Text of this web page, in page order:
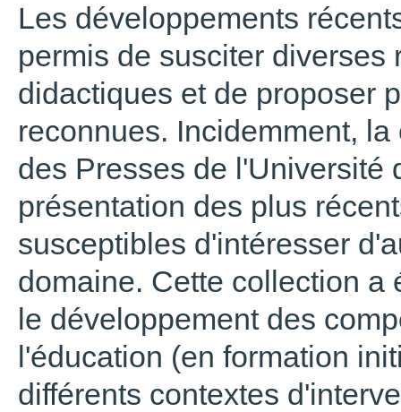
Les développements
permis de susciter
didactiques et de proposer
reconnues. Incidemment,
des Presses de l'Université
présentation des plus
susceptibles d'intéresser
domaine. Cette collection a
le développement des
l'éducation (en formation
différents contextes